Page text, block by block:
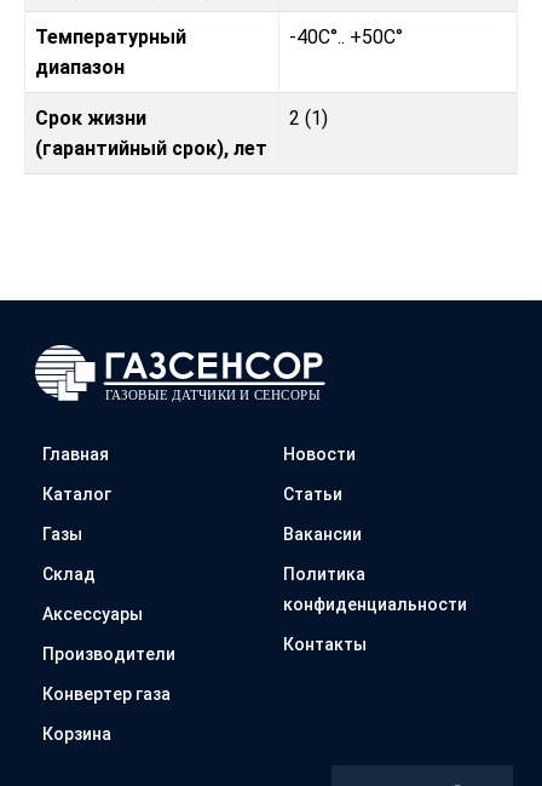
Температурный
диапазон
-40C°.. +50C°
Срок жизни
(гарантийный срок), лет
2 (1)
Главная
Каталог
Газы
Склад
Аксессуары
Производители
Конвертер газа
Корзина
Новости
Статьи
Вакансии
Политика
конфиденциальности
Контакты